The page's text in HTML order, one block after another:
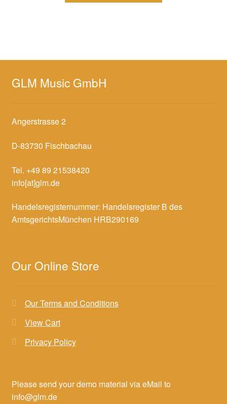
GLM Music GmbH
Angerstrasse 2
D-83730 Fischbachau
Tel. +49 89 21538420
info[at]glm.de
Handelsregisternummer: Handelsregister B des
AmtsgerichtsMünchen HRB290169
Our Online Store
Our Terms and Conditions
View Cart
Privacy Policy
Please send your demo material via eMail to
info@glm.de